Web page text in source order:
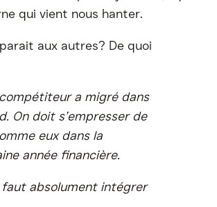
qui vient nous hanter.
aux autres? De quoi
a migré dans
On doit s’empresser de
eux dans la
année financière.
faut absolument intégrer